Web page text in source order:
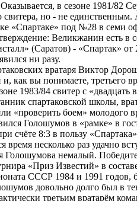
в сезоне 1981/82
свитера, но - не
«Спартаке» под №28 в семи
Великжанин есть в
(Саратов) - «Спартак» от
ни разу.
вратаря Виктор
и, как вы понимаете, третьего
1983/84 свитер с «двадцать
спартаковской школы,
«проверить боем» молодого
Голошумов в «рамке» в
счёте 8:3 в пользу
время несколько раз удачно
Голошумова немалый.
«Приз Известий» в
СССР 1984 и 1991 годов,
довольно долго был в
третьим вратарём